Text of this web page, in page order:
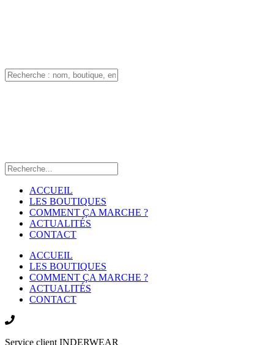
ACCUEIL
LES BOUTIQUES
COMMENT ÇA MARCHE ?
ACTUALITÉS
CONTACT
ACCUEIL
LES BOUTIQUES
COMMENT ÇA MARCHE ?
ACTUALITÉS
CONTACT
Service client INDERWEAR